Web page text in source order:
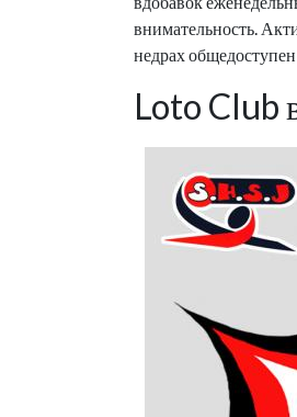
внимательность.
недрах
Loto Club